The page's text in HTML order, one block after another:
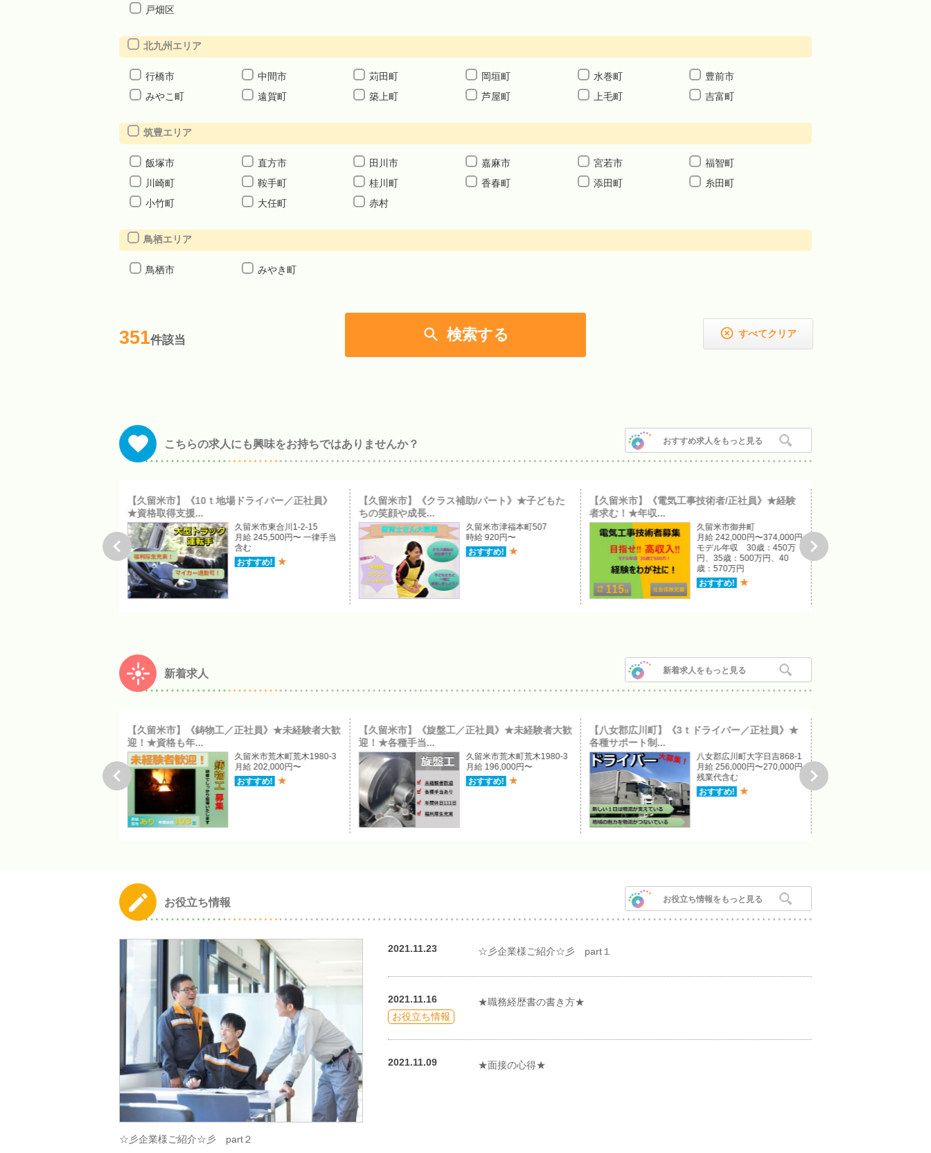
戸畑区
北九州エリア
行橋市 中間市 苅田町 岡垣町 水巻町
豊前市
みやこ町
遠賀町 築上町 芦屋町 上毛町 吉富町
筑豊エリア
飯塚市 直方市 田川市 嘉麻市 宮若市
福智町
川崎町
鞍手町 桂川町 香春町 添田町
糸田町
小竹町
大任町 赤村
鳥栖エリア
鳥栖市 みやき町
351件該当  すべてクリア
 検索する
こちらの求人にも興味をお持ちではありませんか？ おすすめ求人をもっと見る
月給 210,000円〜270,000円
試用期間あり（賃金同一）
【久留米市】《10ｔ地場ドライバー／正社員》
★資格取得支援...
久留米市東合川1-2-15
月給 245,500円〜 一律手当
含む
おすすめ! ★
【久留米市】《クラス補助/パート》★子どもた
ちの笑顔や成長...
久留米市津福本町507
時給 920円〜
おすすめ! ★
【久留米市】《電気工事技術者/正社員》★経験
者求む！★年収...
久留米市御井町
月給 242,000円〜374,000円
モデル年収 30歳：450万
円、35歳：500万円、40
歳：570万円
おすすめ! ★


新着求人 新着求人をもっと見る
月給 256,000円〜270,000円
【久留米市】《鋳物工／正社員》★未経験者大歓
迎！★資格も年...
久留米市荒木町荒木1980-3
月給 202,000円〜
おすすめ! ★
【久留米市】《旋盤工／正社員》★未経験者大歓
迎！★各種手当...
久留米市荒木町荒木1980-3
月給 196,000円〜
おすすめ! ★
【八女郡広川町】《3ｔドライバー／正社員》★
各種サポート制...
八女郡広川町大字日吉868-1
月給 256,000円〜270,000円
残業代含む
おすすめ! ★


お役立ち情報 お役立ち情報をもっと見る
☆彡企業様ご紹介☆彡 part２
2021.11.23 ☆彡企業様ご紹介☆彡 part１
2021.11.16
お役立ち情報
★職務経歴書の書き方★
2021.11.09 ★面接の心得★